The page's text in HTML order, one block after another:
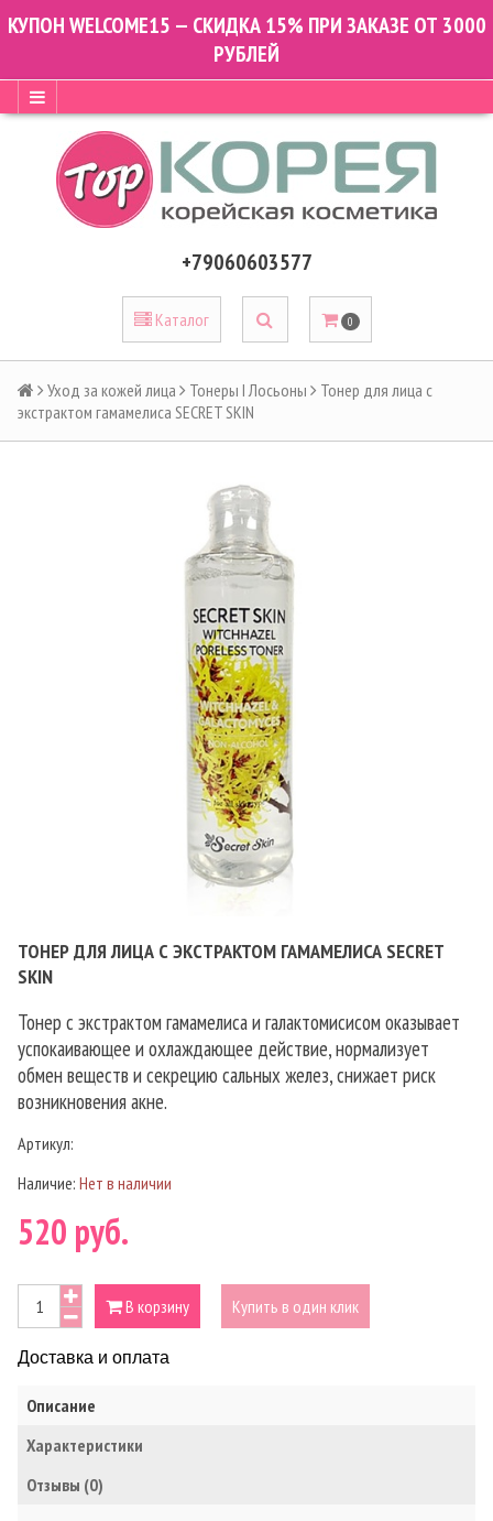
КУПОН WELCOME15 — СКИДКА 15% ПРИ ЗАКАЗЕ ОТ 3000
РУБЛЕЙ
+79060603577
Каталог 0
Уход за кожей лица Тонеры I Лосьоны
Тонер для лица с
экстрактом гамамелиса SECRET SKIN
ТОНЕР ДЛЯ ЛИЦА С ЭКСТРАКТОМ ГАМАМЕЛИСА SECRET
SKIN
Тонер с экстрактом гамамелиса и галактомисисом оказывает
успокаивающее и охлаждающее действие, нормализует
обмен веществ и секрецию сальных желез, снижает риск
возникновения акне.
Артикул:
Наличие: Нет в наличии
520 руб.
В корзину Купить в один клик
Доставка и оплата
Описание
Характеристики
Отзывы (0)